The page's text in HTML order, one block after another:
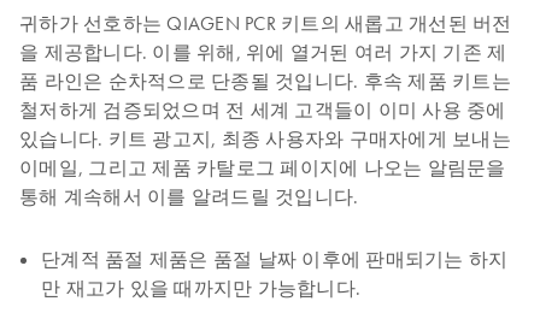
귀하가 선호하는 QIAGEN PCR 키트의 새롭고 개선된 버전
을 제공합니다. 이를 위해, 위에 열거된 여러 가지 기존 제
품 라인은 순차적으로 단종될 것입니다. 후속 제품 키트는
철저하게 검증되었으며 전 세계 고객들이 이미 사용 중에
있습니다. 키트 광고지, 최종 사용자와 구매자에게 보내는
이메일, 그리고 제품 카탈로그 페이지에 나오는 알림문을
통해 계속해서 이를 알려드릴 것입니다.
단계적 품절 제품은 품절 날짜 이후에 판매되기는 하지
만 재고가 있을 때까지만 가능합니다.